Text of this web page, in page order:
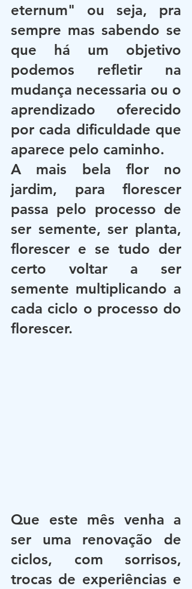
eternum" ou seja, pra
sempre mas sabendo se
que há um objetivo
podemos refletir na
mudança necessaria ou o
aprendizado oferecido
por cada dificuldade que
aparece pelo caminho.
A mais bela flor no
jardim, para florescer
passa pelo processo de
ser semente, ser planta,
florescer e se tudo der
certo voltar a ser
semente multiplicando a
cada ciclo o processo do
florescer.
Que este mês venha a
ser uma renovação de
ciclos, com sorrisos,
trocas de experiências e